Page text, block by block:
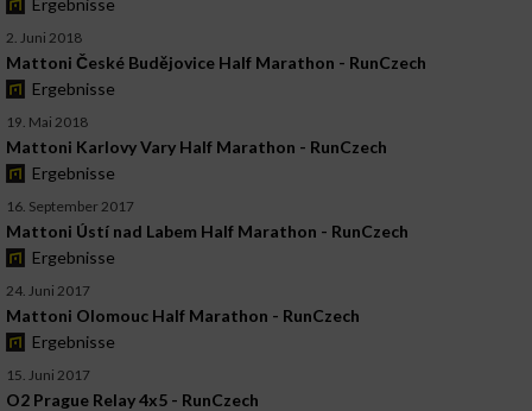
Ergebnisse
2. Juni 2018
Mattoni České Budějovice Half Marathon - RunCzech
Ergebnisse
19. Mai 2018
Mattoni Karlovy Vary Half Marathon - RunCzech
Ergebnisse
16. September 2017
Mattoni Ústí nad Labem Half Marathon - RunCzech
Ergebnisse
24. Juni 2017
Mattoni Olomouc Half Marathon - RunCzech
Ergebnisse
15. Juni 2017
O2 Prague Relay 4x5 - RunCzech